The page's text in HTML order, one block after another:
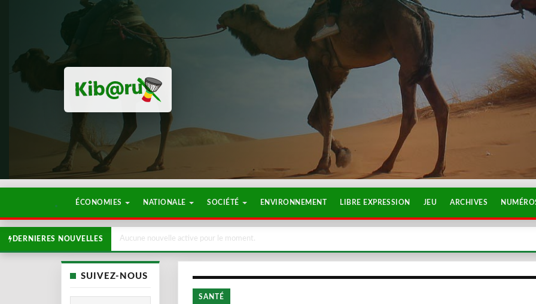
ÉCONOMIES NATIONALE SOCIÉTÉ ENVIRONNEMENT LIBRE EXPRESSION JEU ARCHIVES
DERNIERES NOUVELLES Aucune nouvelle active pour le moment.
SUIVEZ-NOUS
SANTÉ